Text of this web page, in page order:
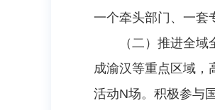
一个牵头部门、一套
（二）推进全
成渝汉等重点区域，
活动N场。积极参与